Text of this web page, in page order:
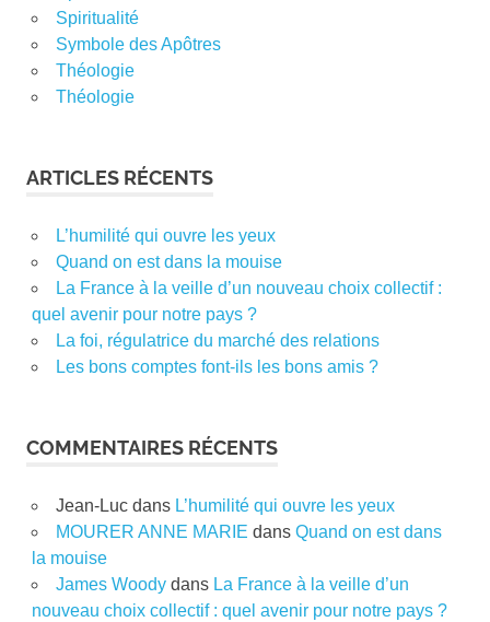
Spiritualité
Symbole des Apôtres
Théologie
Théologie
ARTICLES RÉCENTS
L’humilité qui ouvre les yeux
Quand on est dans la mouise
La France à la veille d’un nouveau choix collectif :
quel avenir pour notre pays ?
La foi, régulatrice du marché des relations
Les bons comptes font-ils les bons amis ?
COMMENTAIRES RÉCENTS
Jean-Lucdans L’humilité qui ouvre les yeux
MOURER ANNE MARIE dans Quand on est dans
la mouise
James Woodydans La France à la veille d’un
nouveau choix collectif : quel avenir pour notre pays ?